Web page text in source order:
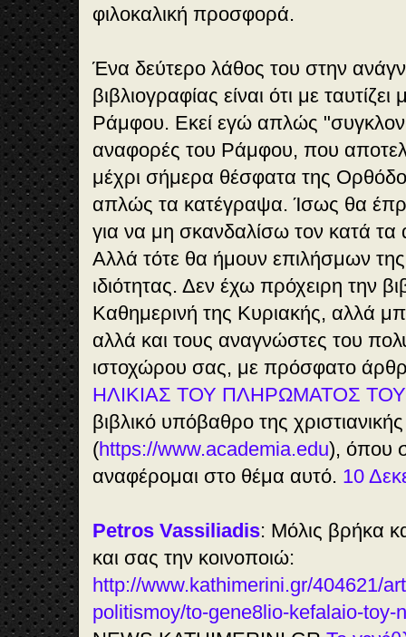
φιλοκαλική προσφορά.
Ένα δεύτερο λάθος του στην
βιβλιογραφίας είναι ότι με
Ράμφου. Εκεί εγώ απλώς
αναφορές του Ράμφου, που
μέχρι σήμερα θέσφατα της
απλώς τα κατέγραψα. Ίσως θα
για να μη σκανδαλίσω τον κατά τα
Αλλά τότε θα ήμουν επιλήσμων
ιδιότητας. Δεν έχω πρόχειρη την
Καθημερινή της Κυριακής, αλλά
αλλά και τους αναγνώστες του
ιστοχώρου σας, με πρόσφατο
ΗΛΙΚΙΑΣ ΤΟΥ ΠΛΗΡΩΜΑΤΟΣ
βιβλικό υπόβαθρο της
(https://www.academia.edu), όπου
αναφέρομαι στο θέμα αυτό. 10
Petros Vassiliadis: Μόλις βρήκα
και σας την κοινοποιώ:
http://www.kathimerini.gr/404621/
politismoy/to-gene8lio-kefalaio-toy-